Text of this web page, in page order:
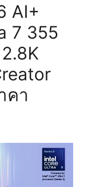
AI+
7 355
คา